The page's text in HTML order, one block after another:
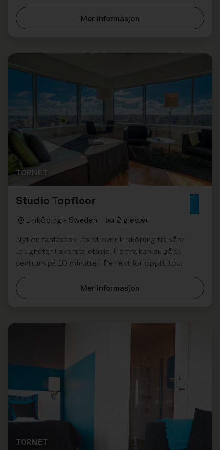
ønsker å bo komfortabelt og...
Mer informasjon
TORNET
Studio Topfloor
Linköping - Sweden 2 gjester
Nyt en fantastisk utsikt over Linköping fra våre
leiligheter i øverste etasje. Herfra kan du gå til
sentrum på 10 minutter. Perfekt for opptil to
Mer informasjon
TORNET